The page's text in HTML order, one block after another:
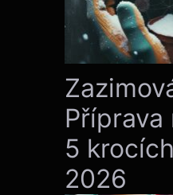
Příprava
5
2026